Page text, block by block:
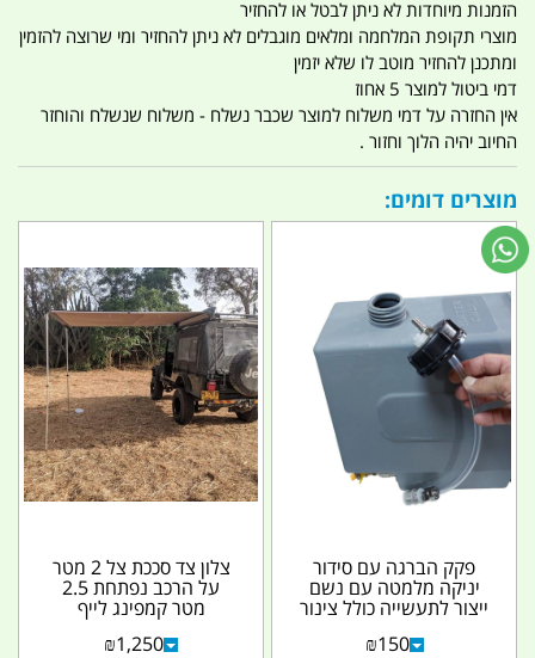
הזמנות מיוחדות לא ניתן לבטל או להחזיר
מוצרי תקופת המלחמה ומלאים מוגבלים לא ניתן להחזיר ומי שרוצה להזמין
ומתכנן להחזיר מוטב לו שלא יזמין
דמי ביטול למוצר 5 אחוז
אין החזרה על דמי משלוח למוצר שכבר נשלח - משלוח שנשלח והוחזר
החיוב יהיה הלוך וחזור .
מוצרים דומים:
פקק הברגה עם סידור
יניקה מלמטה עם נשם
ייצור לתעשייה כולל צינור
₪150
צלון צד סככת צל 2 מטר
על הרכב נפתחת 2.5
מטר קמפינג לייף
₪1,250